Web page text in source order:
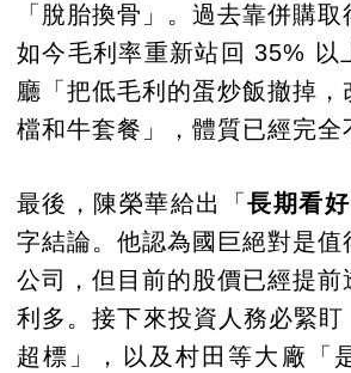
「脫胎換骨」。過去靠併購取
如今毛利率重新站回 35% 以
廳「把低毛利的蛋炒飯撤掉，
檔和牛套餐」，體質已經完全
最後，陳榮華給出「長期看
字結論。他認為國巨絕對是值
公司，但目前的股價已經提前
利多。接下來投資人務必緊
超標」，以及村田等大廠「